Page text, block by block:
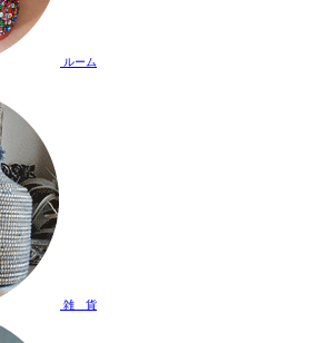
ルーム
雑 貨